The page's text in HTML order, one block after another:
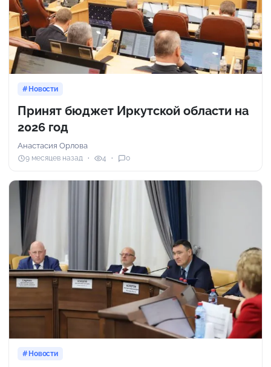
Новости
Принят бюджет Иркутской области на
2026 год
Анастасия Орлова
9 месяцев назад 4 0
Новости